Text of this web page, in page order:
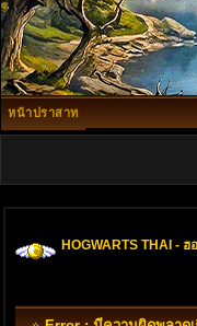
หน้าปราสาท
HOGWARTS THAI -